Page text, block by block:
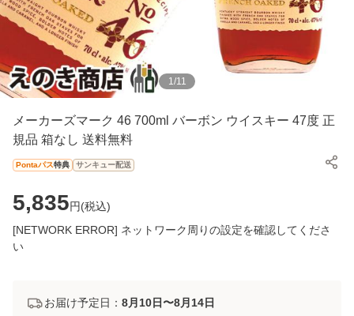
1/11
メーカーズマーク 46 700ml バーボン ウイスキー 47度 正
規品 箱なし 送料無料
Pontaパス特典 サンキュー配送
5,835円(税込)
[NETWORK ERROR] ネットワーク周りの設定を確認してくださ
い
お届け予定日： 8月10日〜8月14日